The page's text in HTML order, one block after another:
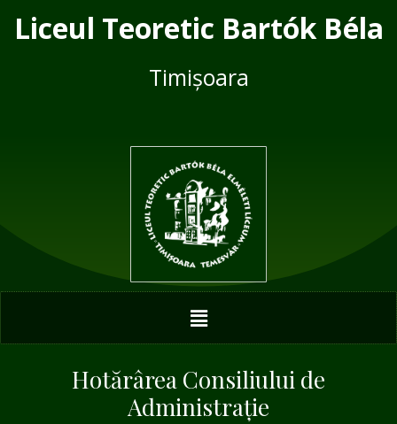
Liceul Teoretic Bartók Béla
Timișoara
Menu
Hotărârea Consiliului de
Administrație
navigation